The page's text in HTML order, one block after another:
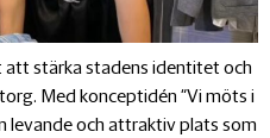
att stärka stadens identitet och
Med konceptidén “Vi möts i
levande och attraktiv plats som